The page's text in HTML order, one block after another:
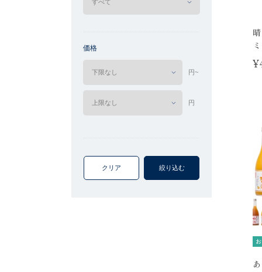
価格
円~
円
クリア 絞り込む